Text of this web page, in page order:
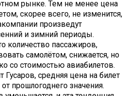
рынке. Тем не менее цена
скорее всего, не изменится,
произведут
и зимний периоды.
количество пассажиров,
самолётом, снижается, но
со стоимостью авиабилетов.
Гусаров, средняя цена на билет
от прошлогоднего значения.